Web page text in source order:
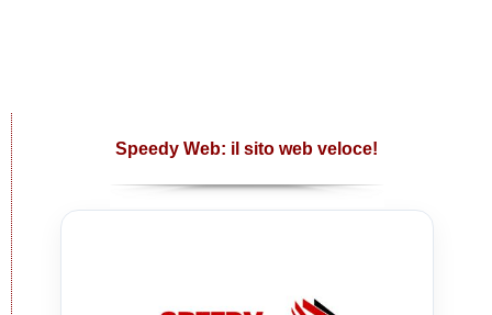
Speedy Web: il sito web veloce!